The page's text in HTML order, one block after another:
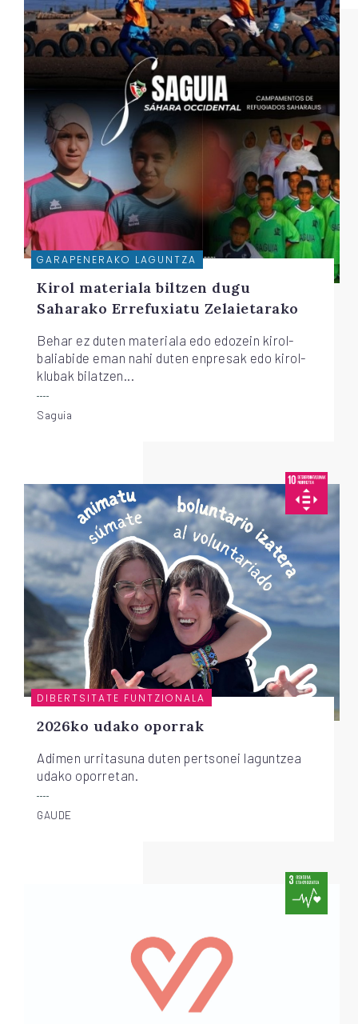
GARAPENERAKO LAGUNTZA
Kirol materiala biltzen dugu
Saharako Errefuxiatu Zelaietarako
Behar ez duten materiala edo edozein kirol-
baliabide eman nahi duten enpresak edo kirol-
klubak bilatzen...
Saguia
DIBERTSITATE FUNTZIONALA
2026ko udako oporrak
Adimen urritasuna duten pertsonei laguntzea
udako oporretan.
GAUDE